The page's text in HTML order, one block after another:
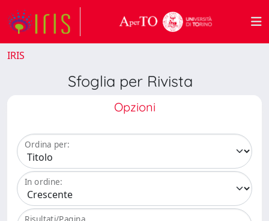
IRIS
Sfoglia per Rivista
Opzioni
Ordina per:
In ordine: